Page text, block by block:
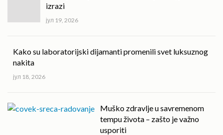
izrazi
јул 19, 2026
Kako su laboratorijski dijamanti promenili svet luksuznog
nakita
јул 18, 2026
Muško zdravlje u savremenom
tempu života – zašto je važno
usporiti